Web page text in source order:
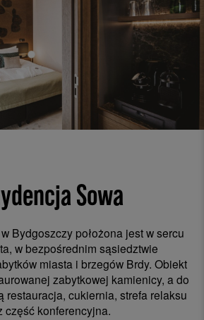
Sowa
Bydgoszczy położona jest w sercu
w bezpośrednim sąsiedztwie
miasta i brzegów Brdy. Obiekt
zabytkowej kamienicy, a do
restauracja, cukiernia, strefa relaksu
część konferencyjna.